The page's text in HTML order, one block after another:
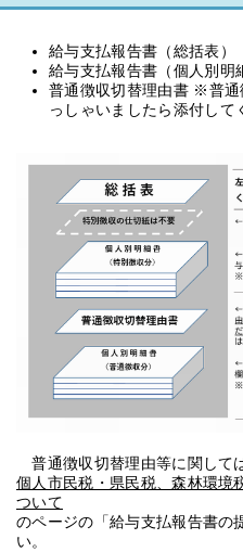
給与支払報告書（総括表）
給与支払報告書（個人別明
普通徴収切替理由書 ※普通
っしゃいましたら添付して
普通徴収切替理由等に関して
個人市民税・県民税、森林環境
ついて
のページの「給与支払報告書の
い。